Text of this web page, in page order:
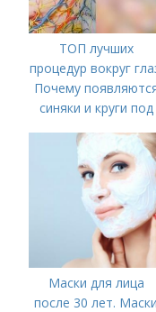
ТОП лучших
процедур вокруг
Почему
синяки и круги под
Маски для лица
после 30 лет. Маски